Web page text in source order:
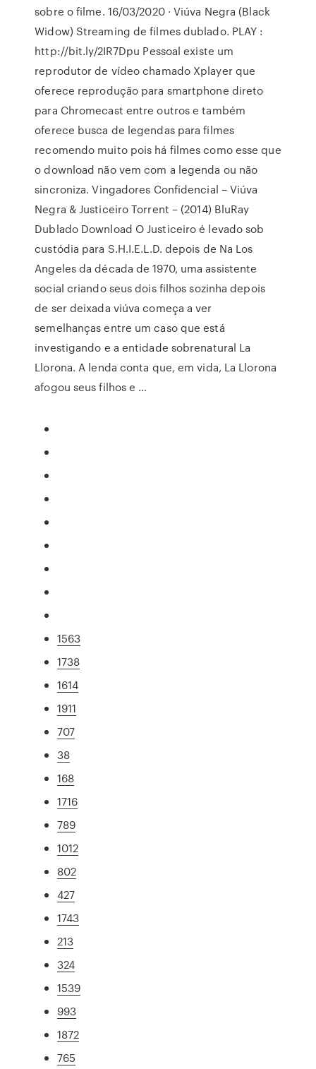
sobre o filme. 16/03/2020 · Viúva Negra (Black
Widow) Streaming de filmes dublado. PLAY :
http://bit.ly/2IR7Dpu Pessoal existe um
reprodutor de vídeo chamado Xplayer que
oferece reprodução para smartphone direto
para Chromecast entre outros e também
oferece busca de legendas para filmes
recomendo muito pois há filmes como esse que
o download não vem com a legenda ou não
sincroniza. Vingadores Confidencial – Viúva
Negra & Justiceiro Torrent – (2014) BluRay
Dublado Download O Justiceiro é levado sob
custódia para S.H.I.E.L.D. depois de Na Los
Angeles da década de 1970, uma assistente
social criando seus dois filhos sozinha depois
de ser deixada viúva começa a ver
semelhanças entre um caso que está
investigando e a entidade sobrenatural La
Llorona. A lenda conta que, em vida, La Llorona
afogou seus filhos e …
1563
1738
1614
1911
707
38
168
1716
789
1012
802
427
1743
213
324
1539
993
1872
765